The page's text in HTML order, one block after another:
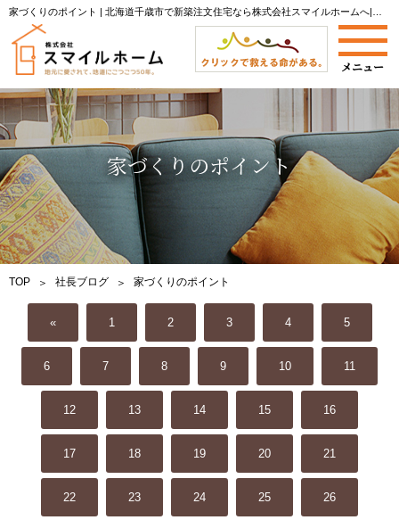
家づくりのポイント
TOP 社長ブログ 家づくりのポイント
« 1 2 3 4 5
6 7 8 9 10 11
12 13 14 15 16
17 18 19 20 21
22 23 24 25 26